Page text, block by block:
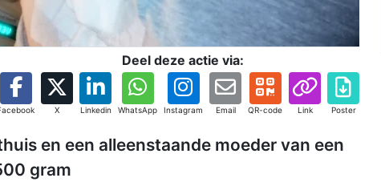
Deel deze actie via:
X Linkedin WhatsApp Instagram Email QR-code Link Poster
en een alleenstaande moeder van een
gram